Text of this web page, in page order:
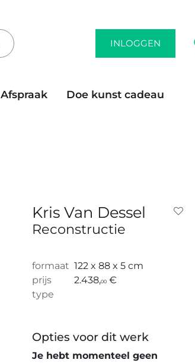
INLOGGEN
Afspraak
Doe kunst cadeau
Kris Van Dessel
Reconstructie
formaat 122 x 88 x 5 cm
prijs
2.438,00 €
type
Opties voor dit werk
Je hebt momenteel geen